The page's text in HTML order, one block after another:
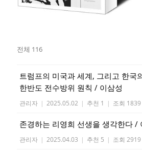
전체 116
트럼프의 미국과 세계, 그리고 한국
한반도 전수방위 원칙 / 이삼성
관리자 | 2025.05.02 | 추천 1 | 조회 1839
존경하는 리영희 선생을 생각한다 /
관리자 | 2025.04.03 | 추천 5 | 조회 2919